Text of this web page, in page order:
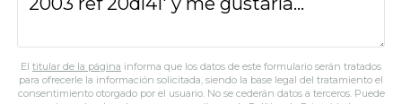
El titular de la página informa que los datos de este formulario serán tratados
para ofrecerle la información solicitada, siendo la base legal del tratamiento el
consentimiento otorgado por el usuario. No se cederán datos a terceros. Puede